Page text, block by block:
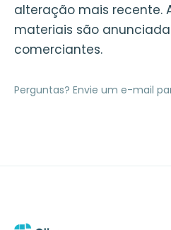
alteração mais recente.
materiais são
comerciantes.
Perguntas? Envie um e-mail